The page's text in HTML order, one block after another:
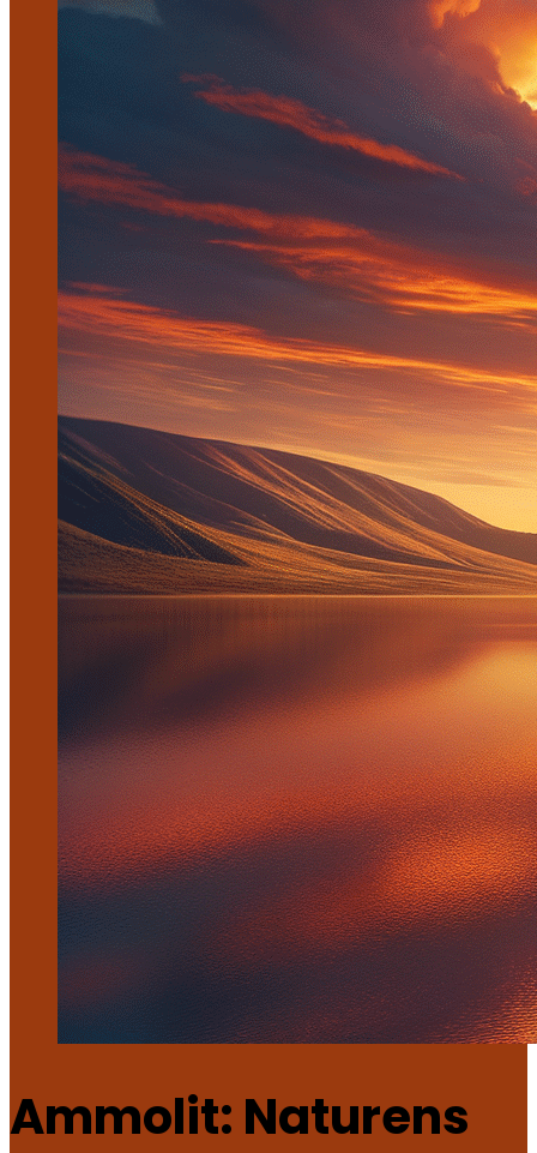
Ammolit: Naturens